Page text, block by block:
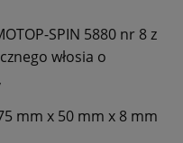
SPIN 5880 nr 8 z
włosia o
mm x 50 mm x 8 mm